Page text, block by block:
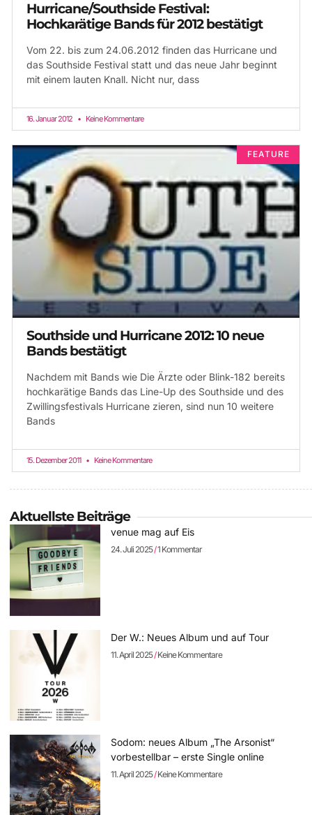
Hurricane/Southside Festival:
Hochkarätige Bands für 2012 bestätigt
Vom 22. bis zum 24.06.2012 finden das Hurricane und
das Southside Festival statt und das neue Jahr beginnt
mit einem lauten Knall. Nicht nur, dass
16. Januar 2012 Keine Kommentare
FEATURE
Southside und Hurricane 2012: 10 neue
Bands bestätigt
Nachdem mit Bands wie Die Ärzte oder Blink-182 bereits
hochkarätige Bands das Line-Up des Southside und des
Zwillingsfestivals Hurricane zieren, sind nun 10 weitere
Bands
15. Dezember 2011 Keine Kommentare
Aktuellste Beiträge
venue mag auf Eis
24. Juli 2025 1 Kommentar
Der W.: Neues Album und auf Tour
11. April 2025 Keine Kommentare
Sodom: neues Album „The Arsonist“
vorbestellbar – erste Single online
11. April 2025 Keine Kommentare